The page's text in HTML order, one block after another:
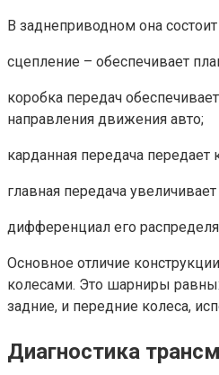
В заднеприводном она
сцепление – обеспечивает
коробка передач
направления движения авто;
карданная передача
главная передача
дифференциал его
Основное отличие
колесами. Это шарниры
задние, и передние колеса,
Диагностика